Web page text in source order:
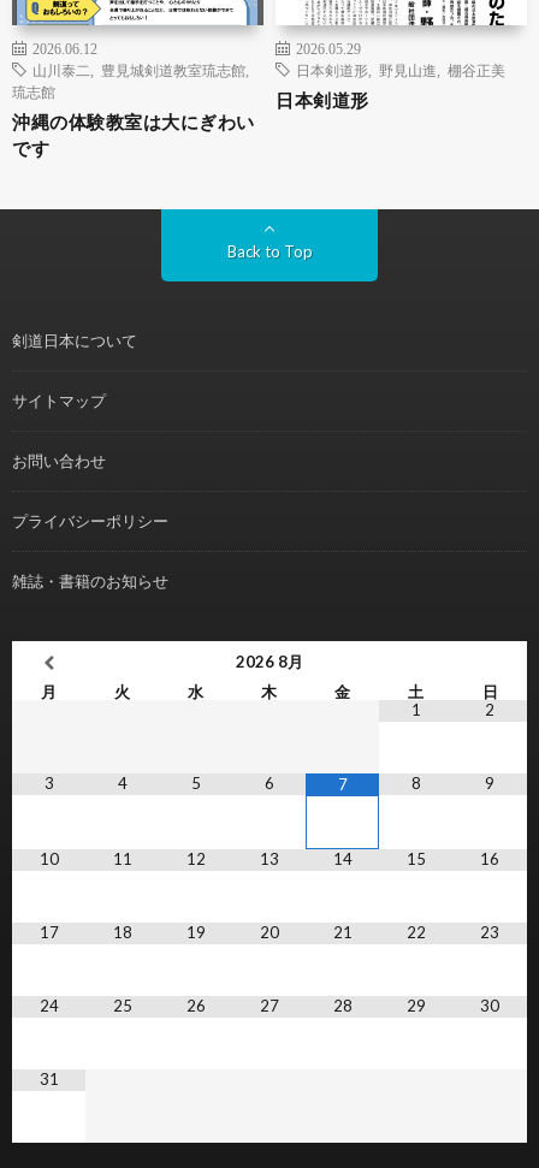
2026.06.12
山川泰二
豊見城剣道教室琉志館
琉志館
沖縄の体験教室は大にぎわい
です
2026.05.29
日本剣道形
野見山進 棚谷正美
日本剣道形
Back to Top
剣道日本について
サイトマップ
お問い合わせ
プライバシーポリシー
雑誌・書籍のお知らせ
2026 8月
月
火 水 木 金 土
日
1
2
3 4 5 6 7 8 9
10 11 12 13 14 15 16
17 18 19 20 21 22 23
24 25 26 27 28 29 30
31